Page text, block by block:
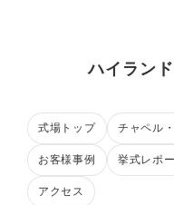
ハイラン
式場トップ チャペル
お客様事例 挙式レポ
アクセス